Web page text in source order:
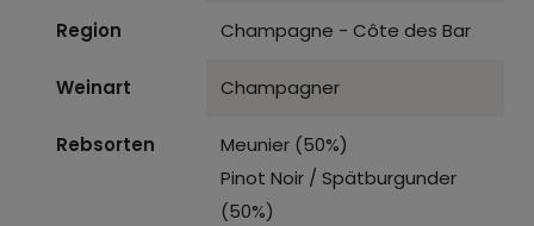
Region Champagne - Côte des Bar
Weinart Champagner
Rebsorten
Meunier (50%)
Pinot Noir / Spätburgunder
(50%)